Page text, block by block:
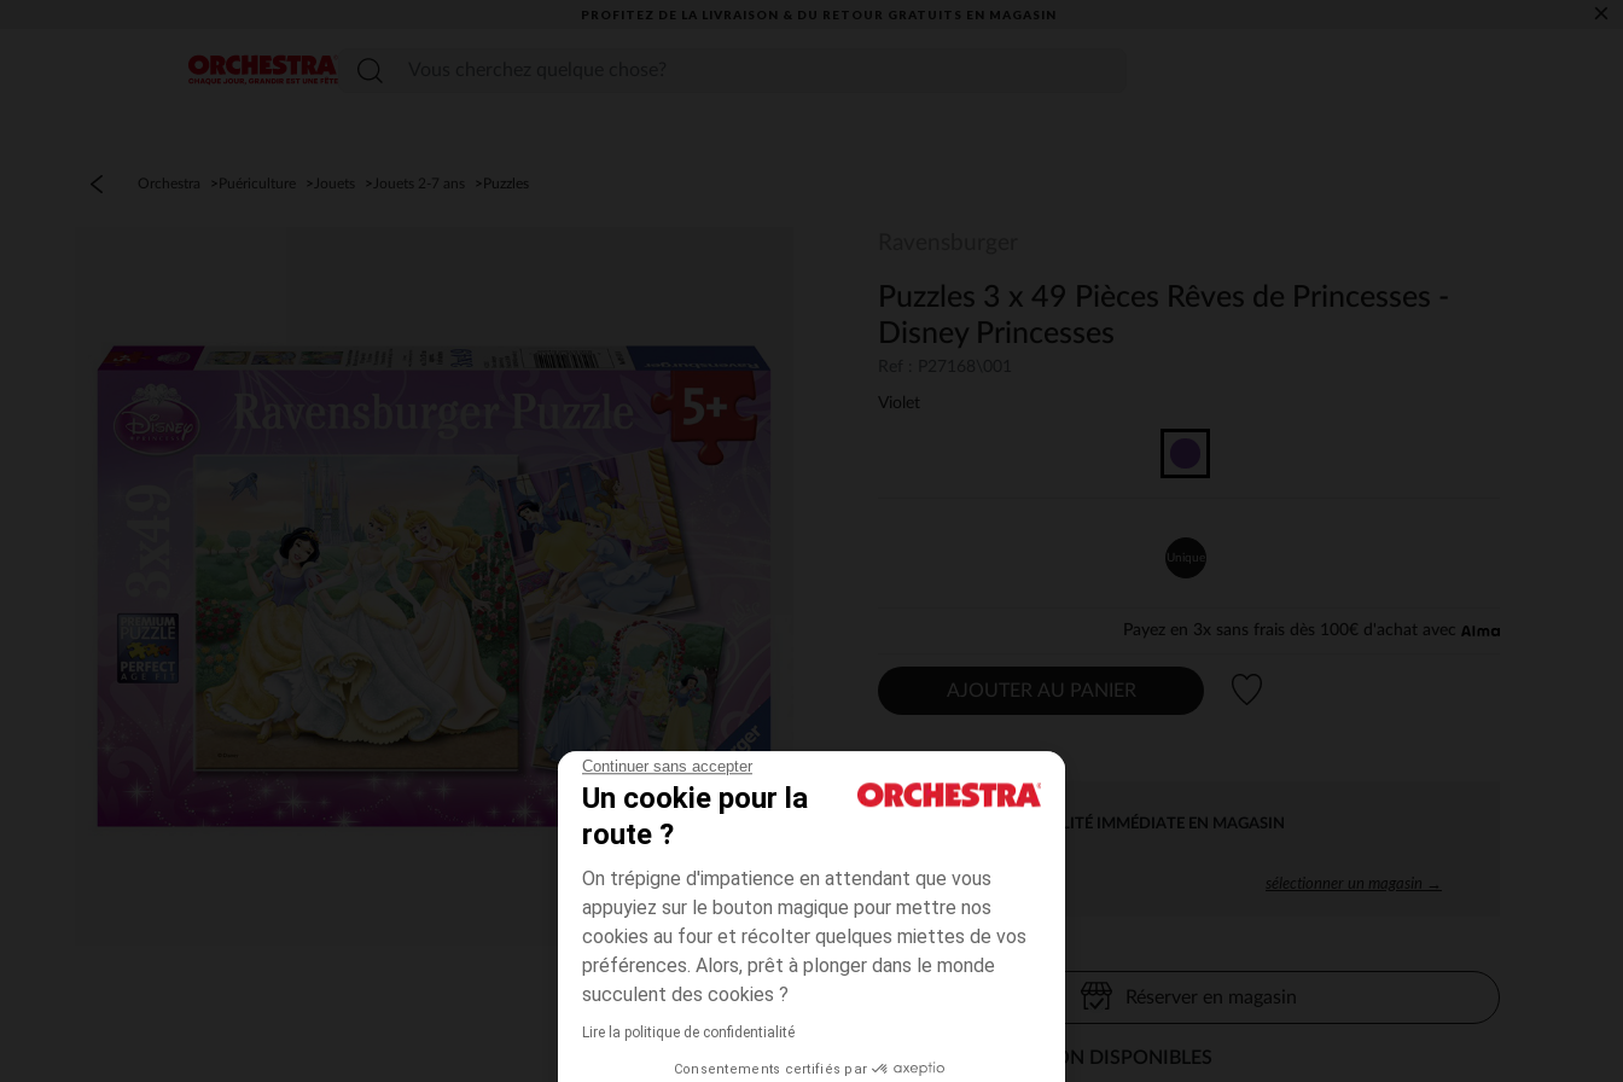
Continuer sans accepter
Un cookie pour la
route ?
On trépigne d'impatience en attendant que vous
appuyiez sur le bouton magique pour mettre nos
cookies au four et récolter quelques miettes de vos
préférences. Alors, prêt à plonger dans le monde
succulent des cookies ?
Lire la politique de confidentialité
Consentements certifiés par
PROFITEZ DE LA LIVRAISON & DU RETOUR GRATUITS EN MAGASIN​ ×
Menu
Orchestra Puériculture Jouets Jouets 2-7 ans Puzzles
Puzzles 3 x 49 Pièces Rêves de Princesses -
Disney Princesses
Violet
Unique
Payez en 3x sans frais dès 100€ d'achat avec
AJOUTER AU PANIER
DISPONIBILITÉ IMMÉDIATE EN MAGASIN
sélectionner un magasin →
Réserver en magasin
MODES DE LIVRAISON DISPONIBLES